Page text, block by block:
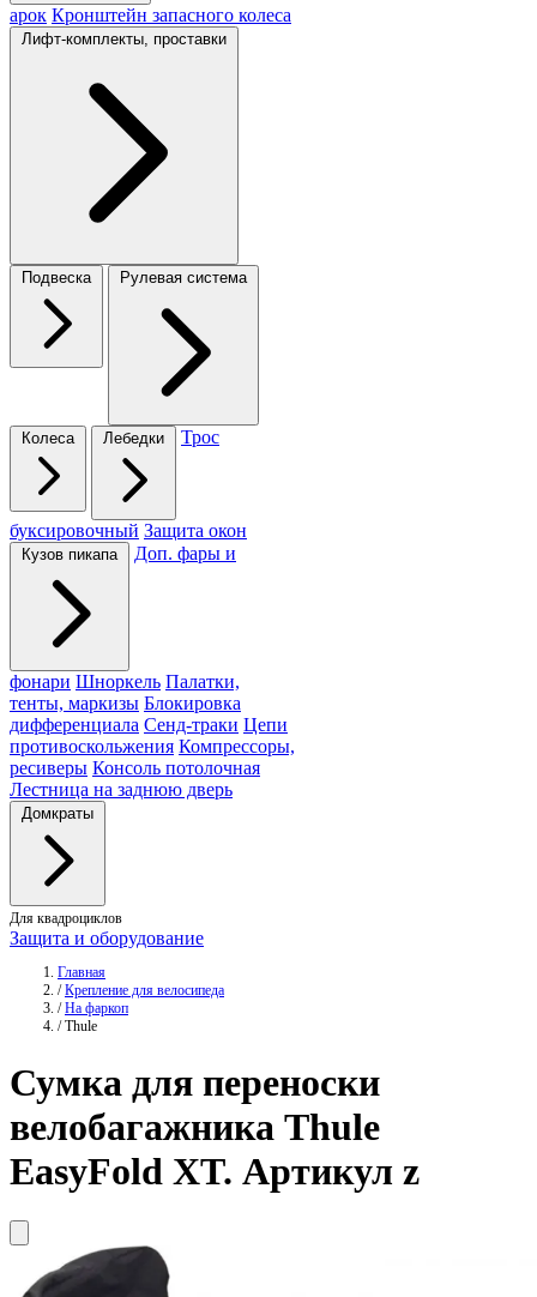
арок Кронштейн запасного колеса
Лифт-комплекты, проставки
Подвеска Рулевая система
Колеса Лебедки Трос
буксировочный Защита окон
Кузов пикапа Доп. фары и
фонари Шноркель Палатки,
тенты, маркизы Блокировка
дифференциала Сенд-траки Цепи
противоскольжения Компрессоры,
ресиверы Консоль потолочная
Лестница на заднюю дверь
Домкраты
Для квадроциклов
Защита и оборудование
Главная
/ Крепление для велосипеда
/ На фаркоп
/ Thule
Сумка для переноски
велобагажника Thule
EasyFold XT. Артикул z